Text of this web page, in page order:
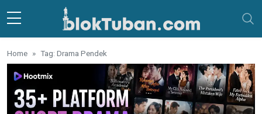
Skip to main content
Home Tag: Drama Pendek